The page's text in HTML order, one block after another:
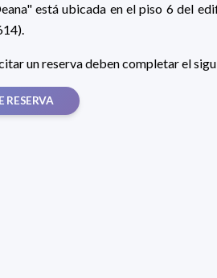
está ubicada en el piso 6 del
un reserva deben completar el
RESERVA